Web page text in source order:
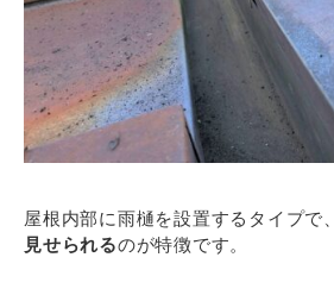
屋根内部に雨樋を設置するタイプで、
見せられるのが特徴です。